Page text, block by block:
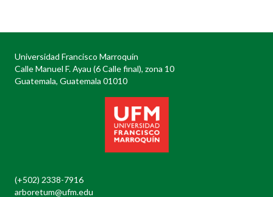
Universidad Francisco Marroquín
Calle Manuel F. Ayau (6 Calle final), zona 10
Guatemala, Guatemala 01010
(+502) 2338-7916
arboretum@ufm.edu